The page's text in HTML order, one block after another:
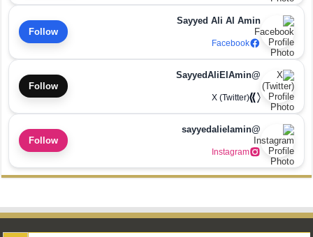
Sayyed Ali Al Amin
Facebook
Follow
@SayyedAliElAmin
X (Twitter)
Follow
@sayyedalielamin
Instagram
Follow
Search Button